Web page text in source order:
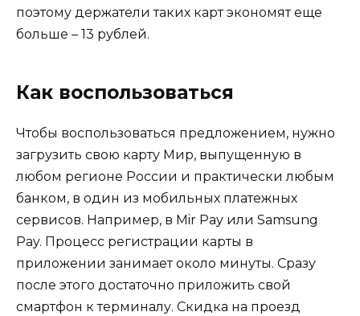
поэтому держатели таких карт экономят еще
больше – 13 рублей.
Как воспользоваться
Чтобы воспользоваться предложением, нужно
загрузить свою карту Мир, выпущенную в
любом регионе России и практически любым
банком, в один из мобильных платежных
сервисов. Например, в Mir Pay или Samsung
Pay. Процесс регистрации карты в
приложении занимает около минуты. Сразу
после этого достаточно приложить свой
смартфон к терминалу. Скидка на проезд